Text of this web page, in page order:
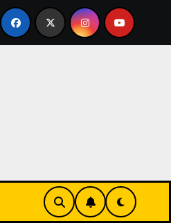
UNA ALERTA AMARILLA